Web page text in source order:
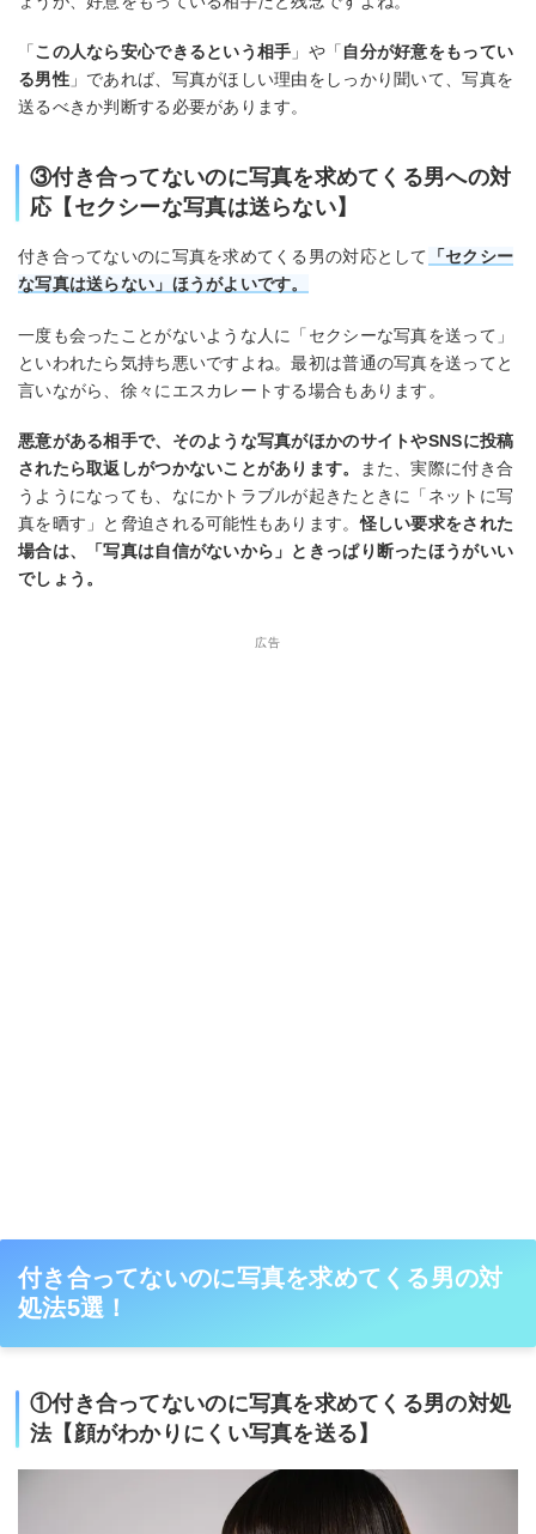
「この人なら安心できるという相手 」や「 自分が好意をもってい
る男性」であれば、写真がほしい理由をしっかり聞いて、写真を
送るべきか判断する必要があります。
③付き合ってないのに写真を求めてくる男への対
応【セクシーな写真は送らない】
付き合ってないのに写真を求めてくる男の対応として
「セクシー
な写真は送らない」ほうがよいです。
一度も会ったことがないような人に「セクシーな写真を送って」
といわれたら気持ち悪いですよね。最初は普通の写真を送ってと
言いながら、徐々にエスカレートする場合もあります。
悪意がある相手で、そのような写真がほかのサイトやSNSに投稿
されたら取返しがつかないことがあります。
また、実際に付き合
うようになっても、なにかトラブルが起きたときに「ネットに写
真を晒す」と脅迫される可能性もあります。怪しい要求をされた
場合は、「写真は自信がないから」ときっぱり断ったほうがいい
でしょう。
広告
付き合ってないのに写真を求めてくる男の対
処法5選！
①付き合ってないのに写真を求めてくる男の対処
法【顔がわかりにくい写真を送る】